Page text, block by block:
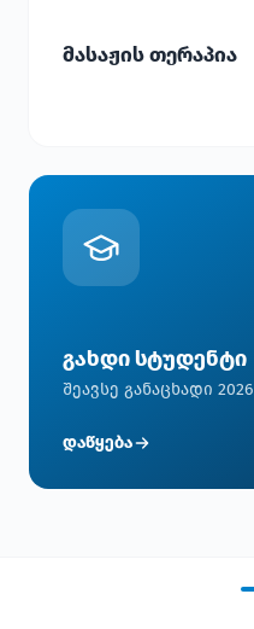
მასაჟის თერაპია
გახდი სტუდენტი
შეავსე განაცხადი 2026
დაწყება